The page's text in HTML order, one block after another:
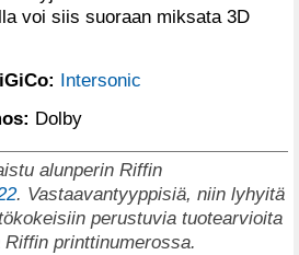
voi siis suoraan miksata 3D
Intersonic
Dolby
alunperin Riffin
. Vastaavantyyppisiä, niin lyhyitä
perustuvia tuotearvioita
printtinumerossa.